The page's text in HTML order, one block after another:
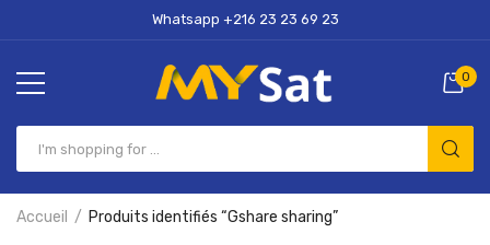
Whatsapp +216 23 23 69 23
0
Accueil Produits identifiés “Gshare sharing”